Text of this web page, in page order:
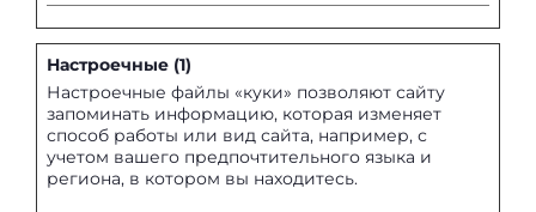
Настроечные (1)
Настроечные файлы «куки» позволяют сайту
запоминать информацию, которая изменяет
способ работы или вид сайта, например, с
учетом вашего предпочтительного языка и
региона, в котором вы находитесь.